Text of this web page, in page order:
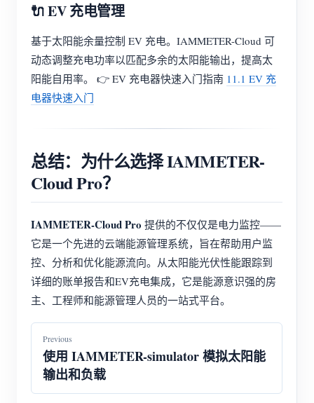
🔌 EV 充电管理
基于太阳能余量控制 EV 充电。IAMMETER-Cloud 可
动态调整充电功率以匹配多余的太阳能输出，提高太
阳能自用率。 👉 EV 充电器快速入门指南 11.1 EV 充
电器快速入门
总结：为什么选择 IAMMETER-
Cloud Pro？
IAMMETER-Cloud Pro 提供的不仅仅是电力监控——
它是一个先进的云端能源管理系统，旨在帮助用户监
控、分析和优化能源流向。从太阳能光伏性能跟踪到
详细的账单报告和EV充电集成，它是能源意识强的房
主、工程师和能源管理人员的一站式平台。
Previous
使用 IAMMETER-simulator 模拟太阳能
输出和负载